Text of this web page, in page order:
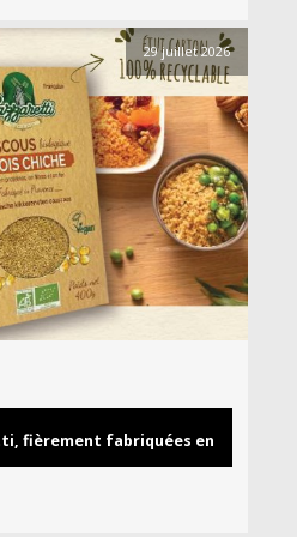
29 juillet 2026
fièrement fabriquées en